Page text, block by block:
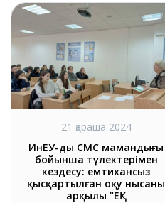
21 қараша 2024
ИнЕУ-дың СМС мамандығы
бойынша түлектерімен
кездесу: емтихансыз
қысқартылған оқу нысаны
арқылы "ЕҚ